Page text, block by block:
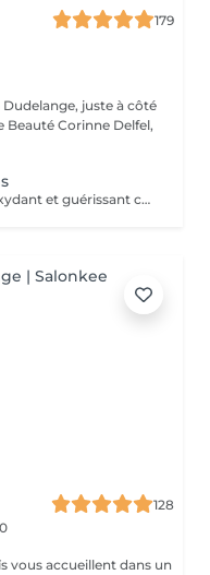
179
juste à côté
Traitement anti inflammatoire, antioxydant et guérissant contre l'acné
128